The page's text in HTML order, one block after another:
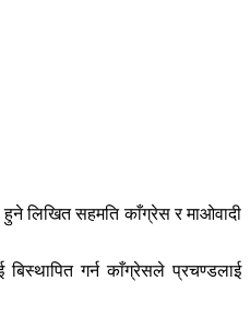
हुने लिखित सहमति काँग्रेस र माओवादी
गर्न काँग्रेसले प्रचण्डलाई